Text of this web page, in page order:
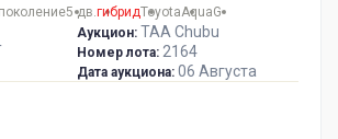
5 дв.гибридToyotaAquaG
Аукцион: TAA Chubu
Номер лота: 2164
Дата аукциона: 06 Августа